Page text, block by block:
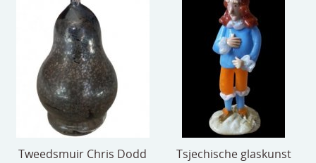
Tweedsmuir Chris Dodd
Tsjechische glaskunst